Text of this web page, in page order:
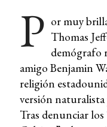
P or muy
Thomas
demógrafo
amigo Benjamin
religión
versión
Tras denunciar los